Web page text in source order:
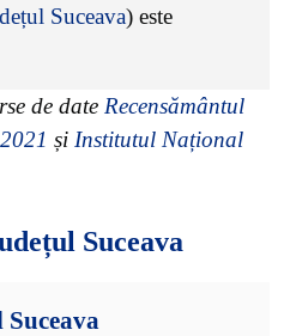
Suceava) este
de date Recensământul
și Institutul Național
Suceava